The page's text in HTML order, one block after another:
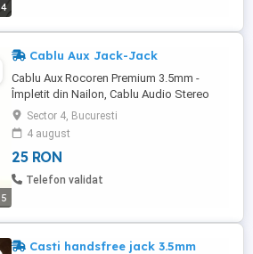
4
5
Cablu Aux Jack-Jack
Cablu Aux Rocoren Premium 3.5mm -
Împletit din Nailon, Cablu Audio Stereo
Masculin la Masculin pentru Sunet Hi-Fi -
pentru iPhone, iPad, iPod, Echo și Altele.
Dimensiune 2M.
Sector 4, Bucuresti
4 august
25 RON
Telefon validat
Casti handsfree jack 3.5mm